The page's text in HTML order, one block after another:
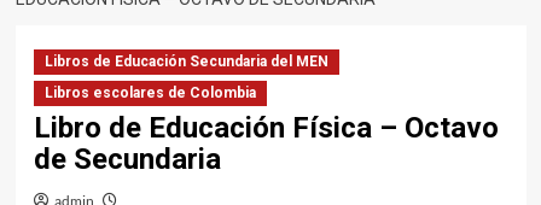
Libros de Educación Secundaria del MEN
Libros escolares de Colombia
Libro de Educación Física – Octavo
de Secundaria
admin